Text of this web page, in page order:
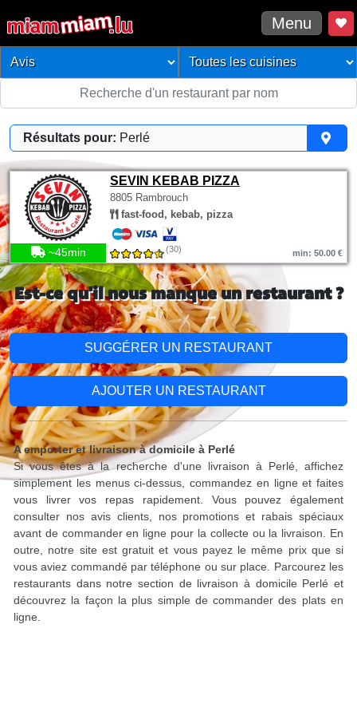
Menu
Résultats pour: Perlé
SEVIN KEBAB PIZZA
8805 Rambrouch
fast-food, kebab, pizza
~45min (30) min: 50.00 €
Est-ce qu'il nous manque un restaurant ?
SUGGÉRER UN RESTAURANT
AJOUTER UN RESTAURANT
A emporter et livraison à domicile à Perlé
Si vous êtes à la recherche d'une livraison à Perlé, affichez
simplement les menus ci-dessus, commandez en ligne et faites
vous livrer vos repas rapidement. Vous pouvez également
consulter nos avis clients, nos promotions et rabais spéciaux
avant de commander en ligne pour la collecte ou la livraison. En
outre, notre site est gratuit et vous payez le même prix que si
vous aviez commandé par téléphone ou sur place. Parcourez les
restaurants dans notre section de livraison à domicile Perlé et
découvrez la façon la plus simple de commander des plats en
ligne.